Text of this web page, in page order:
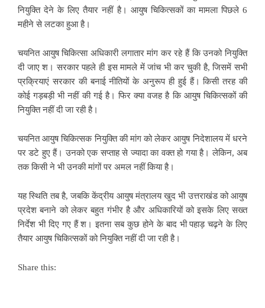
नियुक्ति देने के लिए तैयार नहीं है। आयुष चिकित्सकों का मामला पिछले 6
महीने से लटका हुआ है।
चयनित आयुष चिकित्सा अधिकारी लगातार मांग कर रहे हैं कि उनको नियुक्ति
दी जाए श। सरकार पहले ही इस मामले में जांच भी कर चुकी है, जिसमें सभी
प्रक्रियाएं सरकार की बनाई नीतियों के अनुरूप ही हुई हैं। किसी तरह की
कोई गड़बड़ी भी नहीं की गई है। फिर क्या वजह है कि आयुष चिकित्सकों की
नियुक्ति नहीं दी जा रही है।
चयनित आयुष चिकित्सक नियुक्ति की मांग को लेकर आयुष निदेशालय में धरने
पर डटे हुए हैं। उनको एक सप्ताह से ज्यादा का वक्त हो गया है। लेकिन, अब
तक किसी ने भी उनकी मांगों पर अमल नहीं किया है।
यह स्थिति तब है, जबकि केंद्रीय आयुष मंत्रालय खुद भी उत्तराखंड को आयुष
प्रदेश बनाने को लेकर बहुत गंभीर है और अधिकारियों को इसके लिए सख्त
निर्देश भी दिए गए हैं श। इतना सब कुछ होने के बाद भी पहाड़ चढ़ने के लिए
तैयार आयुष चिकित्सकों को नियुक्ति नहीं दी जा रही है।
Share this: